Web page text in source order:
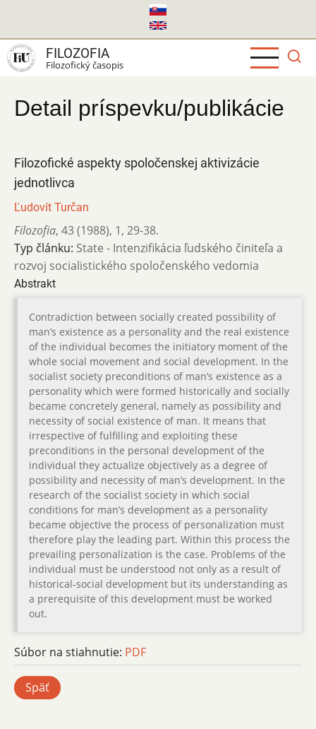
hlavný
obsah
FILOZOFIA
Filozofický časopis
Detail príspevku/publikácie
Filozofické aspekty spoločenskej aktivizácie
jednotlivca
Ľudovít Turčan
Filozofia, 43 (1988), 1, 29-38.
Typ článku: State - Intenzifikácia ľudského činiteľa a
rozvoj socialistického spoločenského vedomia
Abstrakt
Contradiction between socially created possibility of
man’s existence as a personality and the real existence
of the individual becomes the initiatory moment of the
whole social movement and social development. In the
socialist society preconditions of man’s existence as a
personality which were formed historically and socially
became concretely general, namely as possibility and
necessity of social existence of man. It means that
irrespective of fulfilling and exploiting these
preconditions in the personal development of the
individual they actualize objectively as a degree of
possibility and necessity of man’s development. In the
research of the socialist society in which social
conditions for man’s development as a personality
became objective the process of personalization must
therefore play the leading part. Within this process the
prevailing personalization is the case. Problems of the
individual must be understood not only as a result of
historical-social development but its understanding as
a prerequisite of this development must be worked
out.
Súbor na stiahnutie: PDF
Späť